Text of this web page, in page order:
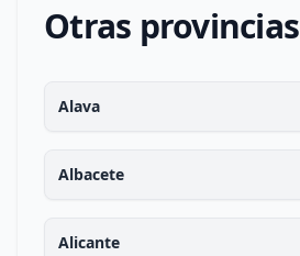
Otras provincias
Alava
Albacete
Alicante